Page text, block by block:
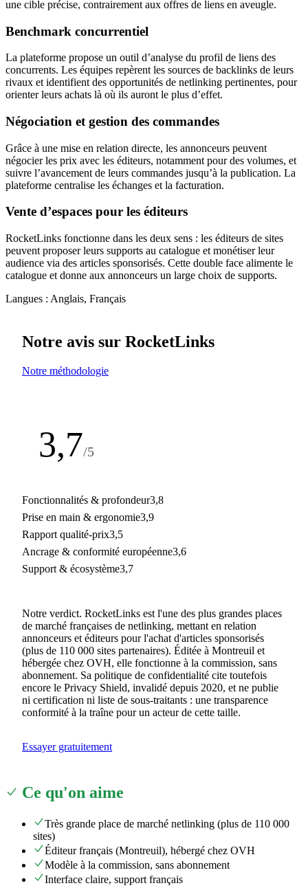
une cible précise, contrairement aux offres de liens en aveugle.
Benchmark concurrentiel
La plateforme propose un outil d’analyse du profil de liens des
concurrents. Les équipes repèrent les sources de backlinks de leurs
rivaux et identifient des opportunités de netlinking pertinentes, pour
orienter leurs achats là où ils auront le plus d’effet.
Négociation et gestion des commandes
Grâce à une mise en relation directe, les annonceurs peuvent
négocier les prix avec les éditeurs, notamment pour des volumes, et
suivre l’avancement de leurs commandes jusqu’à la publication. La
plateforme centralise les échanges et la facturation.
Vente d’espaces pour les éditeurs
RocketLinks fonctionne dans les deux sens : les éditeurs de sites
peuvent proposer leurs supports au catalogue et monétiser leur
audience via des articles sponsorisés. Cette double face alimente le
catalogue et donne aux annonceurs un large choix de supports.
Langues : Anglais, Français
Notre avis sur RocketLinks
Notre méthodologie
3,7/5
Fonctionnalités & profondeur3,8
Prise en main & ergonomie3,9
Rapport qualité-prix3,5
Ancrage & conformité européenne3,6
Support & écosystème3,7
Notre verdict. RocketLinks est l'une des plus grandes places
de marché françaises de netlinking, mettant en relation
annonceurs et éditeurs pour l'achat d'articles sponsorisés
(plus de 110 000 sites partenaires). Éditée à Montreuil et
hébergée chez OVH, elle fonctionne à la commission, sans
abonnement. Sa politique de confidentialité cite toutefois
encore le Privacy Shield, invalidé depuis 2020, et ne publie
ni certification ni liste de sous-traitants : une transparence
conformité à la traîne pour un acteur de cette taille.
Essayer gratuitement
Ce qu'on aime
Très grande place de marché netlinking (plus de 110 000
sites)
Éditeur français (Montreuil), hébergé chez OVH
Modèle à la commission, sans abonnement
Interface claire, support français